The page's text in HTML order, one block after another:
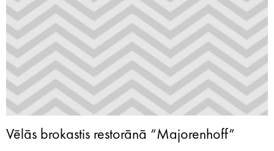
Vēlās brokastis restorānā “Majorenhoff”